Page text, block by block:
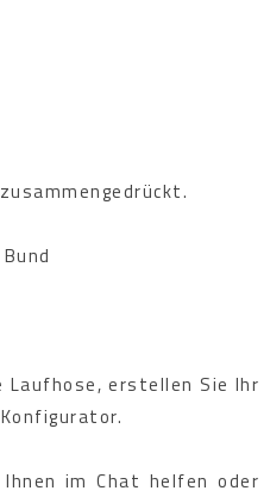
erstellen Sie Ihr
im Chat helfen oder